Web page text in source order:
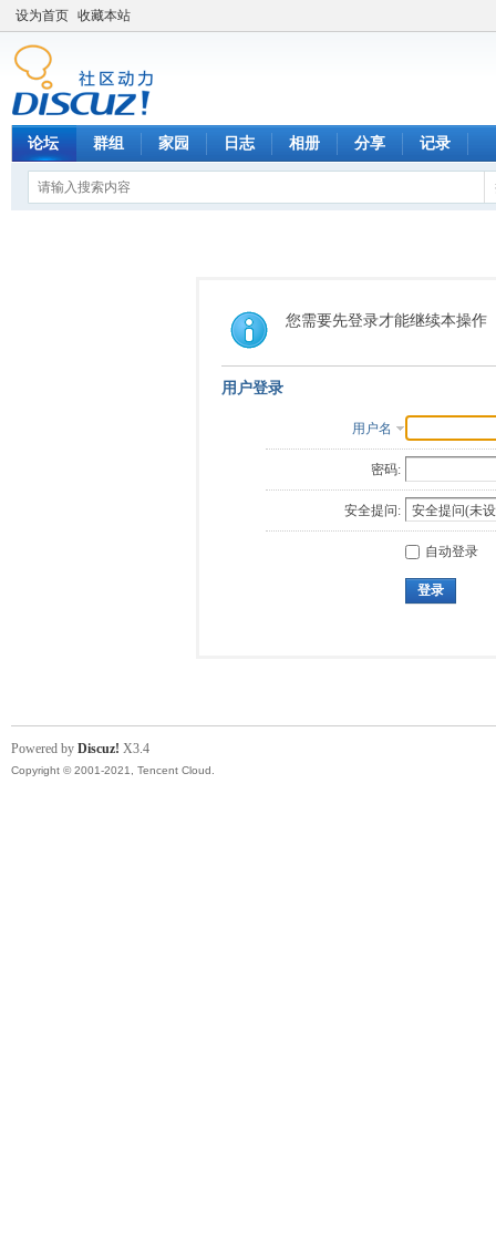
设为首页 收藏本站
论坛 群组 家园 日志 相册 分享 记录
您需要先登录才能继续本操作
用户登录
用户名
密码:
安全提问:
自动登录
登录
Powered by Discuz! X3.4
Copyright © 2001-2021, Tencent Cloud.